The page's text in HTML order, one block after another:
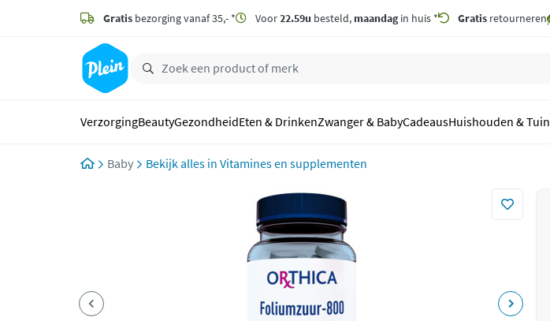
zoeken
hoofdinhoud
Gratis bezorging vanaf 35,- * Voor22.59u besteld, maandagin huis * Gratis retourneren
VerzorgingBeautyGezondheidEten & DrinkenZwanger & BabyCadeausHuishouden & Tuin
Baby Vitamines en supplementen